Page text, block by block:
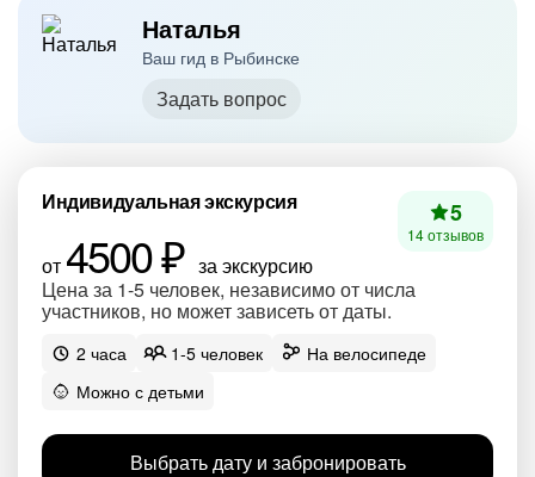
Наталья
Ваш гид в Рыбинске
Задать вопрос
Индивидуальная экскурсия
от 4500 ₽ за экскурсию
Цена за 1-5 человек, независимо от числа
участников, но может зависеть от даты.
5
14 отзывов
2 часа 1-5 человек
На велосипеде
Можно с детьми
Выбрать дату и забронировать